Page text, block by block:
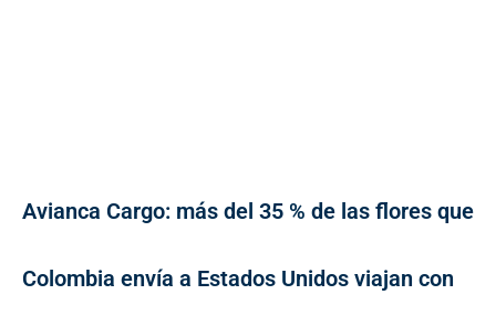
Avianca Cargo: más del 35 % de las flores que
Colombia envía a Estados Unidos viajan con